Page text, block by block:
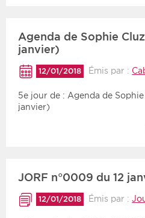
Agenda de Sophie
janvier)
12/01/2018 Émis par :
5e jour de : Agenda de
janvier)
JORF n°0009 du 12
12/01/2018 Émis par :